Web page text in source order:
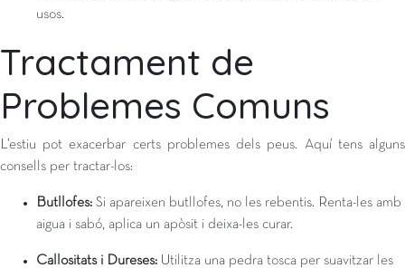
usos.
Tractament de
Problemes Comuns
L’estiu pot exacerbar certs problemes dels peus. Aquí tens alguns
consells per tractar-los:
Butllofes: Si apareixen butllofes, no les rebentis. Renta-les amb
aigua i sabó, aplica un apòsit i deixa-les curar.
Callositats i Dureses: Utilitza una pedra tosca per suavitzar les